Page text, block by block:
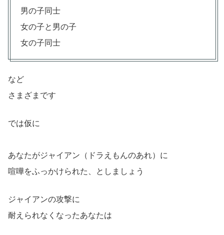
男の子同士
女の子と男の子
女の子同士
など
さまざまです
では仮に
あなたがジャイアン（ドラえもんのあれ）に
喧嘩をふっかけられた、としましょう
ジャイアンの攻撃に
耐えられなくなったあなたは